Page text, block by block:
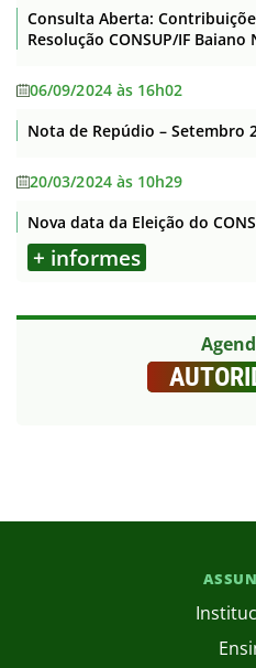
Consulta Aberta:
Resolução CONSUP/IF Baiano
06/09/2024 às 16h02
Nota de Repúdio – Setembro
20/03/2024 às 10h29
Nova data da Eleição do
+ informes